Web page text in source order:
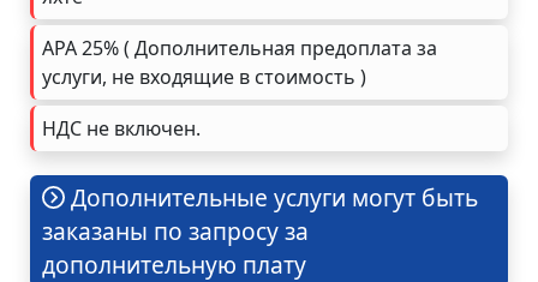
APA 25% ( Дополнительная предоплата за
услуги, не входящие в стоимость )
НДС не включен.
Дополнительные услуги могут быть
заказаны по запросу за
дополнительную плату